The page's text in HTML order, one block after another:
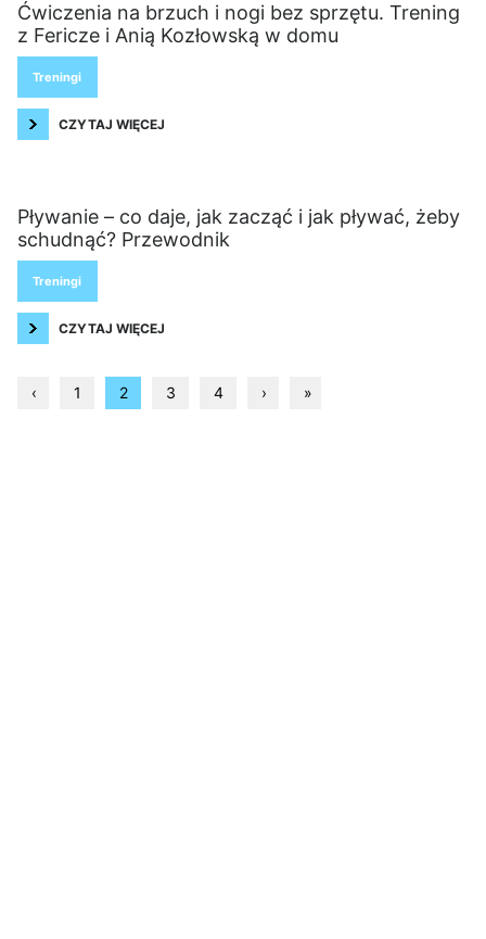
Ćwiczenia na brzuch i nogi bez sprzętu. Trening
z Fericze i Anią Kozłowską w domu
Treningi
CZYTAJ WIĘCEJ
Pływanie – co daje, jak zacząć i jak pływać, żeby
schudnąć? Przewodnik
Treningi
CZYTAJ WIĘCEJ
‹ 1 2 3 4 › »